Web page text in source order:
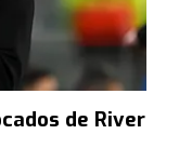
de River